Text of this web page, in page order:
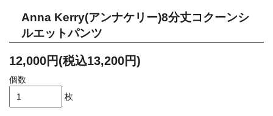
Anna Kerry(アンナケリー)8分丈コクーンシ
ルエットパンツ
12,000円(税込13,200円)
個数
枚